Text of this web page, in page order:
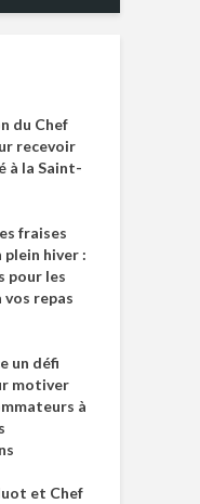
du Chef
recevoir
à la Saint-
fraises
plein hiver :
pour les
repas
un défi
motiver
à
et Chef